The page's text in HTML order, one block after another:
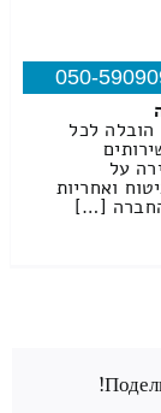
050-
הובלה לכל
על
ואחריות
[…]